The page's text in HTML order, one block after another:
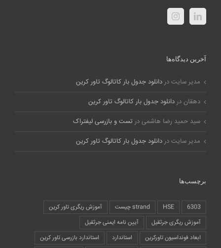
آخرین دیدگاه‌ها
مدیر سایت در دانلود جدول بار کاتالوگ تاور کرین
دهقان در دانلود جدول بار کاتالوگ تاور کرین
سید حمید رضا هاشمی در تست و بازرسی لیفتراک
مدیر سایت در دانلود جدول بار کاتالوگ تاور کرین
برچسب‌ها
6303
HSE strand چیست
آموزش ریگری تاور کرین
آموزش ریگری جرثقیل
آیین نامه ایمنی جرثقیل
ابعاد فونداسیون تاورکرین
استاندارد
استاندارد بازرسی تاور کرین